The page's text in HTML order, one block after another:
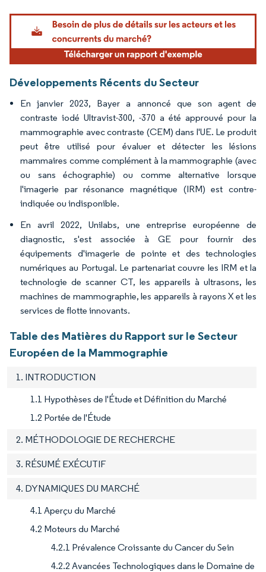
Image © Mordor Intelligence. La réutilisation nécessite une attribution sous CC BY
Développements Récents du Secteur
En janvier 2023, Bayer a annoncé que son agent de
contraste iodé Ultravist-300, -370 a été approuvé pour la
mammographie avec contraste (CEM) dans l'UE. Le produit
peut être utilisé pour évaluer et détecter les lésions
mammaires comme complément à la mammographie (avec
ou sans échographie) ou comme alternative lorsque
l'imagerie par résonance magnétique (IRM) est contre-
indiquée ou indisponible.
En avril 2022, Unilabs, une entreprise européenne de
diagnostic, s'est associée à GE pour fournir des
équipements d'imagerie de pointe et des technologies
numériques au Portugal. Le partenariat couvre les IRM et la
technologie de scanner CT, les appareils à ultrasons, les
machines de mammographie, les appareils à rayons X et les
services de flotte innovants.
Table des Matières du Rapport sur le Secteur
Européen de la Mammographie
1. INTRODUCTION
1.1 Hypothèses de l'Étude et Définition du Marché
1.2 Portée de l'Étude
2. MÉTHODOLOGIE DE RECHERCHE
3. RÉSUMÉ EXÉCUTIF
4. DYNAMIQUES DU MARCHÉ
4.1 Aperçu du Marché
4.2 Moteurs du Marché
4.2.1 Prévalence Croissante du Cancer du Sein
4.2.2 Avancées Technologiques dans le Domaine de